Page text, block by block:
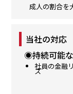
成人の割合を
当社の対応
◉持続可能
社員の金融
ス